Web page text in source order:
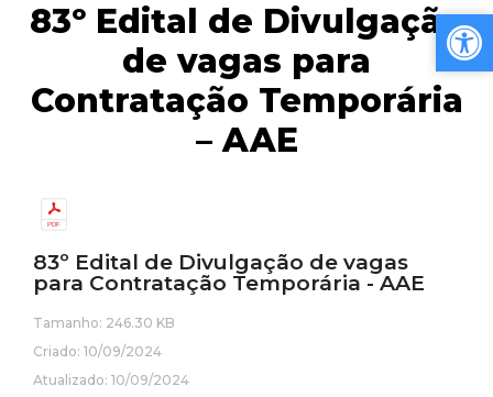
83º Edital de Divulgação
de vagas para
Contratação Temporária
– AAE
83º Edital de Divulgação de vagas
para Contratação Temporária - AAE
Tamanho: 246.30 KB
Criado: 10/09/2024
Atualizado: 10/09/2024